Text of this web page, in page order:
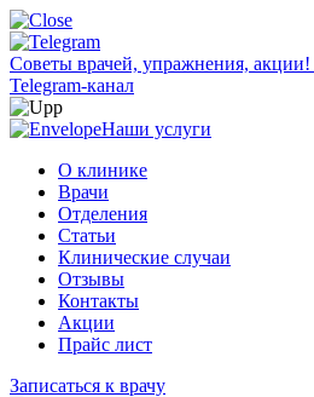
Советы врачей, упражнения, акции!
Telegram-канал
Наши услуги
О клинике
Врачи
Отделения
Статьи
Клинические случаи
Отзывы
Контакты
Акции
Прайс лист
Записаться к врачу